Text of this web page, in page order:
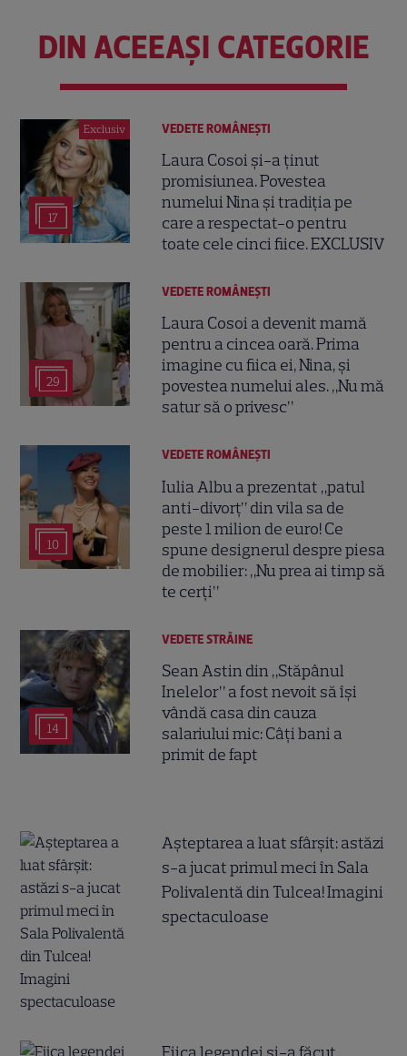
DIN ACEEAȘI CATEGORIE
Exclusiv
17
VEDETE ROMÂNEŞTI
Laura Cosoi și-a ținut
promisiunea. Povestea
numelui Nina și tradiția pe
care a respectat-o pentru
toate cele cinci fiice. EXCLUSIV
29
VEDETE ROMÂNEŞTI
Laura Cosoi a devenit mamă
pentru a cincea oară. Prima
imagine cu fiica ei, Nina, și
povestea numelui ales. „Nu mă
satur să o privesc”
10
VEDETE ROMÂNEŞTI
Iulia Albu a prezentat „patul
anti-divorț” din vila sa de
peste 1 milion de euro! Ce
spune designerul despre piesa
de mobilier: „Nu prea ai timp să
te cerți”
14
VEDETE STRĂINE
Sean Astin din „Stăpânul
Inelelor” a fost nevoit să își
vândă casa din cauza
salariului mic: Câți bani a
primit de fapt
Așteptarea a luat sfârșit: astăzi
s-a jucat primul meci în Sala
Polivalentă din Tulcea! Imagini
spectaculoase